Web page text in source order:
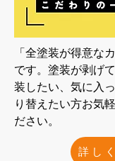
「全塗装が得意な
です。塗装が剥げ
装したい、気に入
り替えたい方お気
ださい。
詳し